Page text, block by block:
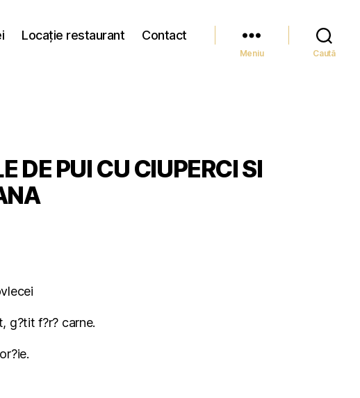
Locație restaurant Contact
Meniu Caută
DE PUI CU CIUPERCI SI
g?tit f?r? carne.